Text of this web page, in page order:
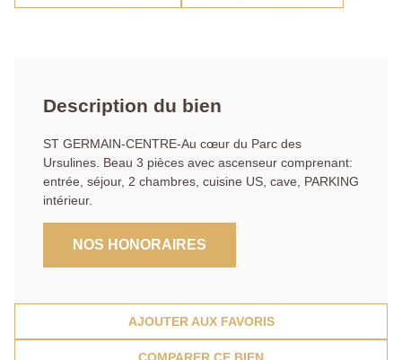
Description du bien
ST GERMAIN-CENTRE-Au cœur du Parc des
Ursulines. Beau 3 pièces avec ascenseur comprenant:
entrée, séjour, 2 chambres, cuisine US, cave, PARKING
intérieur.
NOS HONORAIRES
AJOUTER AUX FAVORIS